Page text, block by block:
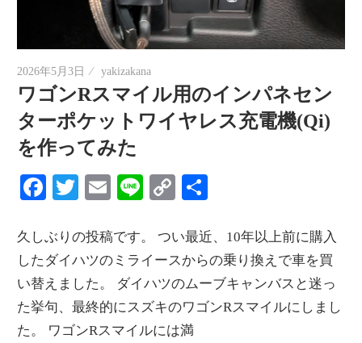
世
界
へ
発
信
2026年5月3日 yakizakana
ワゴンRスマイル用のインパネセン
ターポケットワイヤレス充電機(Qi)
を作ってみた
Facebook
Twitter
EmailLineCopy
久しぶりの投稿です。 つい最近、10年以上前に購入
したダイハツのミライースからの乗り換えで車を買
い替えました。 ダイハツのムーブキャンバスと迷っ
た挙句、最終的にスズキのワゴンRスマイルにしまし
た。 ワゴンRスマイルには満